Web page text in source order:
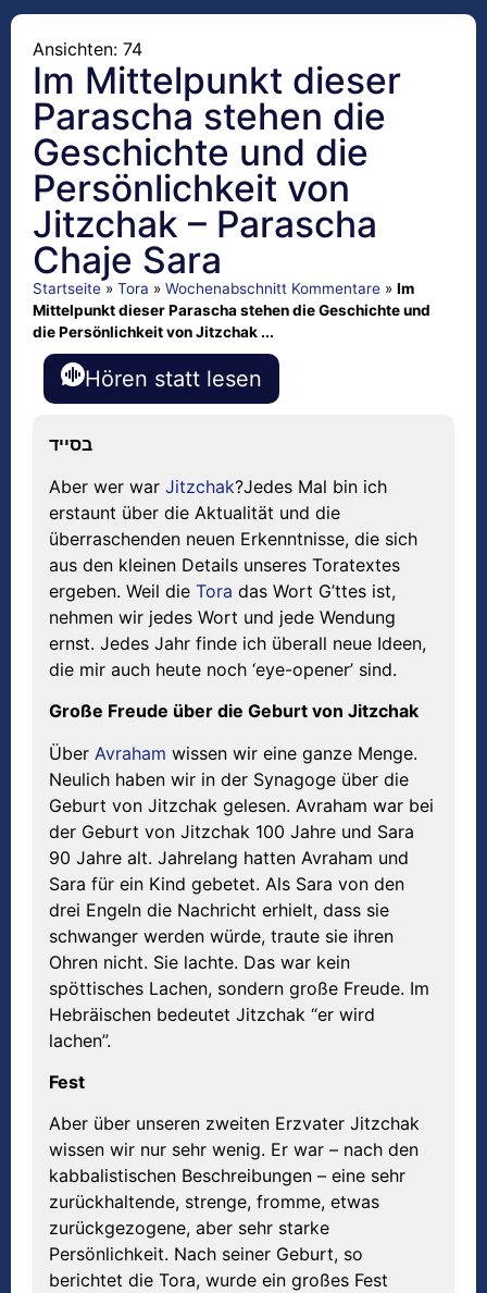
Ansichten: 74
Im Mittelpunkt dieser
Parascha stehen die
Geschichte und die
Persönlichkeit von
Jitzchak – Parascha
Chaje Sara
Startseite » Tora » Wochenabschnitt Kommentare » Im
Mittelpunkt dieser Parascha stehen die Geschichte und
die Persönlichkeit von Jitzchak ...
Hören statt lesen
בסייד
Aber wer war Jitzchak?Jedes Mal bin ich
erstaunt über die Aktualität und die
überraschenden neuen Erkenntnisse, die sich
aus den kleinen Details unseres Toratextes
ergeben. Weil die Tora das Wort G’ttes ist,
nehmen wir jedes Wort und jede Wendung
ernst. Jedes Jahr finde ich überall neue Ideen,
die mir auch heute noch ‘eye-opener’ sind.
Große Freude über die Geburt von Jitzchak
Über Avraham wissen wir eine ganze Menge.
Neulich haben wir in der Synagoge über die
Geburt von Jitzchak gelesen. Avraham war bei
der Geburt von Jitzchak 100 Jahre und Sara
90 Jahre alt. Jahrelang hatten Avraham und
Sara für ein Kind gebetet. Als Sara von den
drei Engeln die Nachricht erhielt, dass sie
schwanger werden würde, traute sie ihren
Ohren nicht. Sie lachte. Das war kein
spöttisches Lachen, sondern große Freude. Im
Hebräischen bedeutet Jitzchak “er wird
lachen”.
Fest
Aber über unseren zweiten Erzvater Jitzchak
wissen wir nur sehr wenig. Er war – nach den
kabbalistischen Beschreibungen – eine sehr
zurückhaltende, strenge, fromme, etwas
zurückgezogene, aber sehr starke
Persönlichkeit. Nach seiner Geburt, so
berichtet die Tora, wurde ein großes Fest